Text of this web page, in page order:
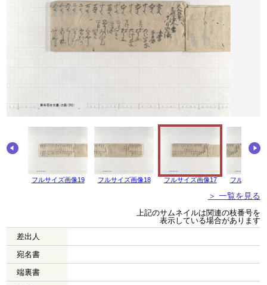
フルサイズ画像19 フルサイズ画像18 フルサイズ画像17 フルサイズ
＞ 一覧を見る
上記のサムネイルは関連の枝番号を
表示している場合があります
差出人
宛名書
端裏書